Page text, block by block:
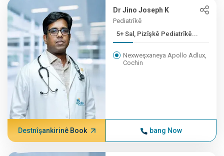
Dr Jino Joseph K
Pediatrîkê
5+ Sal, Pizîşkê Pediatrîkê...
Nexweşxaneya Apollo Adlux,
Cochin
Destnîşankirinê Book bang Now